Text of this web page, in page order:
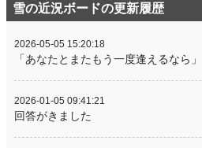
雪の近況ボードの更新履歴
2026-05-05 15:20:18
「あなたとまたもう一度逢えるなら
2026-01-05 09:41:21
回答がきました